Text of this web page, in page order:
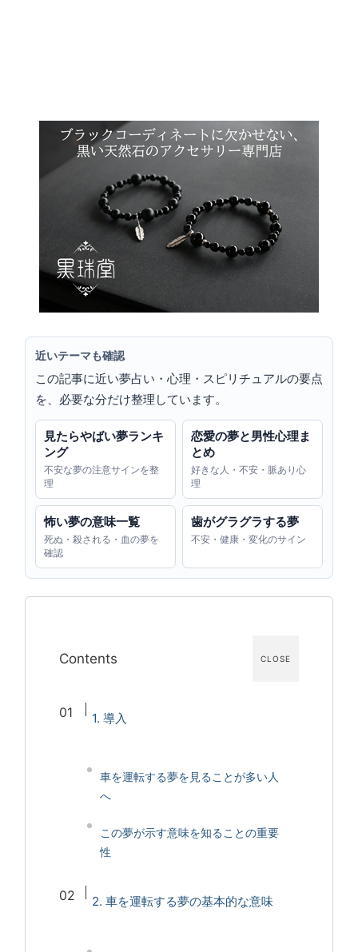
近いテーマも確認
この記事に近い夢占い・心理・スピリチュアルの要点
を、必要な分だけ整理しています。
見たらやばい夢ランキ
ング
不安な夢の注意サインを整
理
恋愛の夢と男性心理ま
とめ
好きな人・不安・脈あり心
理
怖い夢の意味一覧
死ぬ・殺される・血の夢を
確認
歯がグラグラする夢
不安・健康・変化のサイン
CLOSE
Contents
1. 導入
車を運転する夢を見ることが多い人
へ
この夢が示す意味を知ることの重要
性
2. 車を運転する夢の基本的な意味